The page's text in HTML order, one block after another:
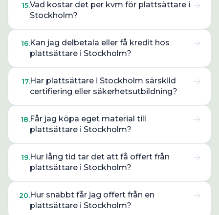
15.Vad kostar det per kvm för plattsättare i
Stockholm?
16.Kan jag delbetala eller få kredit hos
plattsättare i Stockholm?
17.Har plattsättare i Stockholm särskild
certifiering eller säkerhetsutbildning?
18.Får jag köpa eget material till
plattsättare i Stockholm?
19.Hur lång tid tar det att få offert från
plattsättare i Stockholm?
20.Hur snabbt får jag offert från en
plattsättare i Stockholm?